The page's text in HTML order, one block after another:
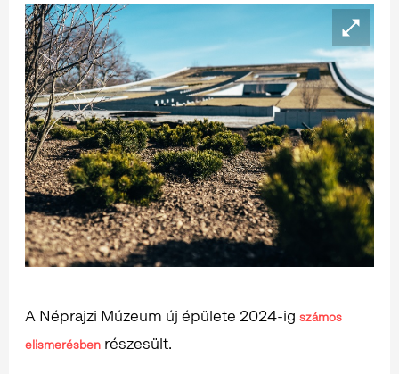
A Néprajzi Múzeum új épülete 2024-ig számos
elismerésben részesült.